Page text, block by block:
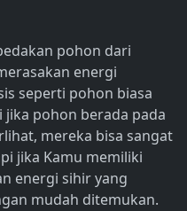
pohon dari
energi
seperti pohon biasa
jika pohon berada pada
mereka bisa sangat
jika Kamu memiliki
energi sihir yang
mudah ditemukan.